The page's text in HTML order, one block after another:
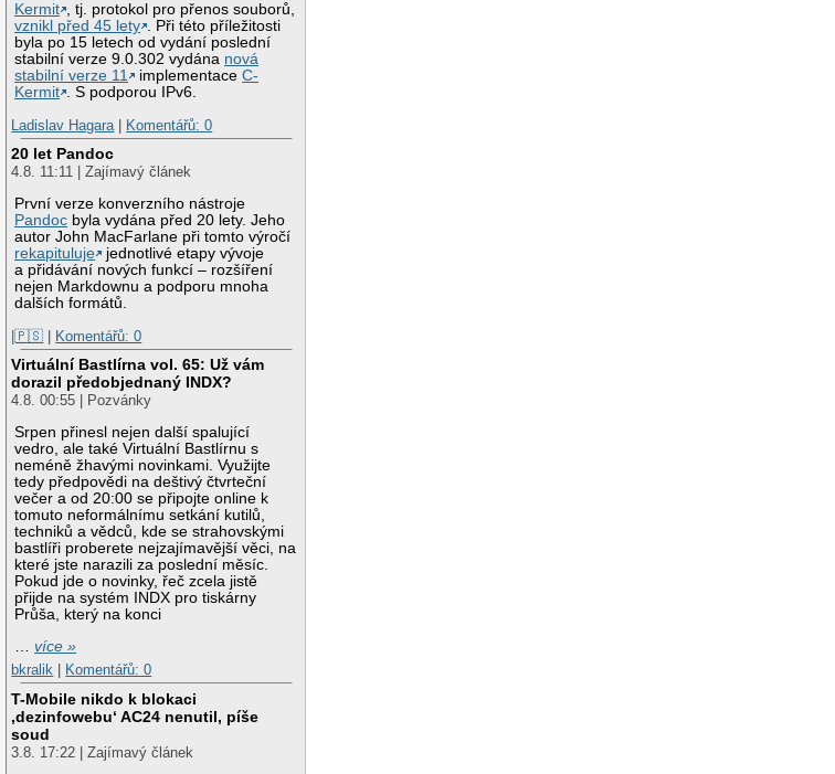
Kermit , tj. protokol pro přenos souborů,
vznikl před 45 lety . Při této příležitosti
byla po 15 letech od vydání poslední
stabilní verze 9.0.302 vydána nová
stabilní verze 11
implementaceC-
Kermit . S podporou IPv6.
Ladislav Hagara | Komentářů: 0
20 let Pandoc
4.8. 11:11 | Zajímavý článek
První verze konverzního nástroje
Pandoc byla vydána před 20 lety. Jeho
autor John MacFarlane při tomto výročí
rekapituluje
jednotlivé etapy vývoje
a přidávání nových funkcí – rozšíření
nejen Markdownu a podporu mnoha
dalších formátů.
|🇵🇸 | Komentářů: 0
Virtuální Bastlírna vol. 65: Už vám
dorazil předobjednaný INDX?
4.8. 00:55 | Pozvánky
Srpen přinesl nejen další spalující
vedro, ale také Virtuální Bastlírnu s
neméně žhavými novinkami. Využijte
tedy předpovědi na deštivý čtvrteční
večer a od 20:00 se připojte online k
tomuto neformálnímu setkání kutilů,
techniků a vědců, kde se strahovskými
bastlíři proberete nejzajímavější věci, na
které jste narazili za poslední měsíc.
Pokud jde o novinky, řeč zcela jistě
přijde na systém INDX pro tiskárny
Průša, který na konci
…více »
bkralik
Komentářů: 0
T-Mobile nikdo k blokaci
‚dezinfowebu‘ AC24 nenutil, píše
soud
3.8. 17:22 | Zajímavý článek